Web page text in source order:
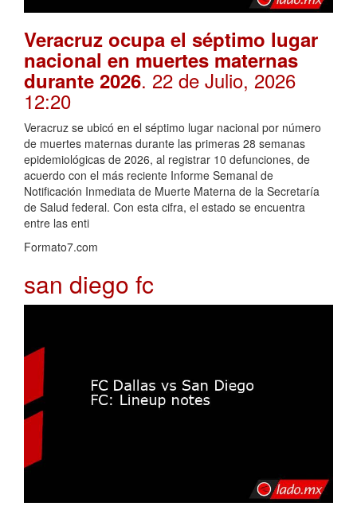
Veracruz ocupa el séptimo lugar
nacional en muertes maternas
durante 2026. 22 de Julio, 2026
12:20
Veracruz se ubicó en el séptimo lugar nacional por número
de muertes maternas durante las primeras 28 semanas
epidemiológicas de 2026, al registrar 10 defunciones, de
acuerdo con el más reciente Informe Semanal de
Notificación Inmediata de Muerte Materna de la Secretaría
de Salud federal. Con esta cifra, el estado se encuentra
entre las enti
Formato7.com
san diego fc